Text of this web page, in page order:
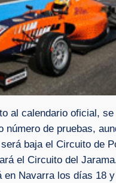
al calendario oficial, se
número de pruebas,
baja el Circuito de
el Circuito del
en Navarra los días 18